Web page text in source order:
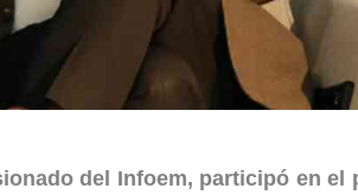
del Infoem, participó en